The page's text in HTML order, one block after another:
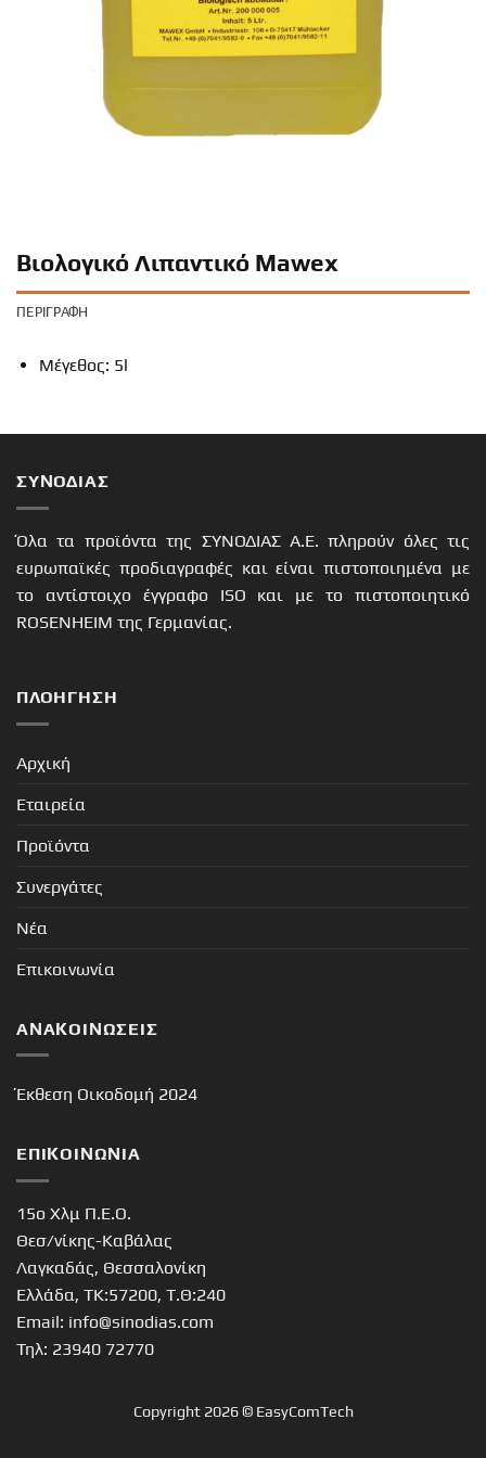
Βιολογικό Λιπαντικό Mawex
ΠΕΡΙΓΡΑΦΉ
Μέγεθος: 5l
ΣΥΝΟΔΙΑΣ
Όλα τα προϊόντα της ΣΥΝΟΔΙΑΣ Α.Ε. πληρούν όλες τις
ευρωπαϊκές προδιαγραφές και είναι πιστοποιημένα με
το αντίστοιχο έγγραφο ISO και με το πιστοποιητικό
ROSENHEIM της Γερμανίας.
ΠΛΟΉΓΗΣΗ
Αρχική
Εταιρεία
Προϊόντα
Συνεργάτες
Νέα
Επικοινωνία
ΑΝΑΚΟΙΝΏΣΕΙΣ
Έκθεση Οικοδομή 2024
ΕΠΙΚΟΙΝΩΝΊΑ
15o Χλμ Π.Ε.Ο.
Θεσ/νίκης-Καβάλας
Λαγκαδάς, Θεσσαλονίκη
Ελλάδα, ΤΚ:57200, Τ.Θ:240
Email: info@sinodias.com
Τηλ: 23940 72770
Copyright 2026 © EasyComTech